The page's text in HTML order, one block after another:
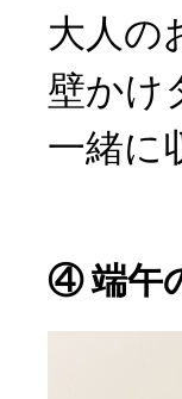
大人の
壁かけ
一緒に
④ 端午